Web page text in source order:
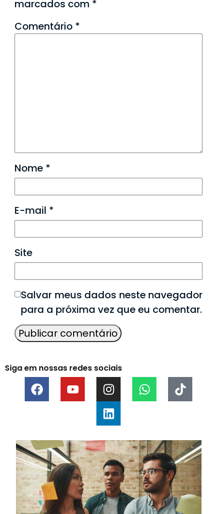
marcados com *
Comentário *
Nome *
E-mail *
Site
Salvar meus dados neste navegador
para a próxima vez que eu comentar.
Siga em nossas redes sociais